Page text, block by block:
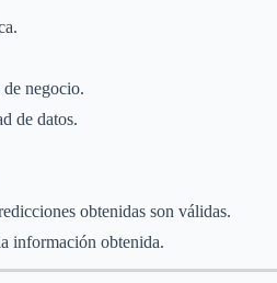
negocio.
de datos.
obtenidas son válidas.
información obtenida.